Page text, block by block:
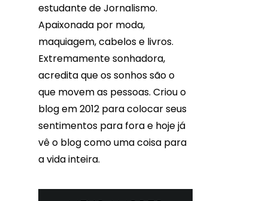
estudante de Jornalismo.
Apaixonada por moda,
maquiagem, cabelos e livros.
Extremamente sonhadora,
acredita que os sonhos são o
que movem as pessoas. Criou o
blog em 2012 para colocar seus
sentimentos para fora e hoje já
vê o blog como uma coisa para
a vida inteira.